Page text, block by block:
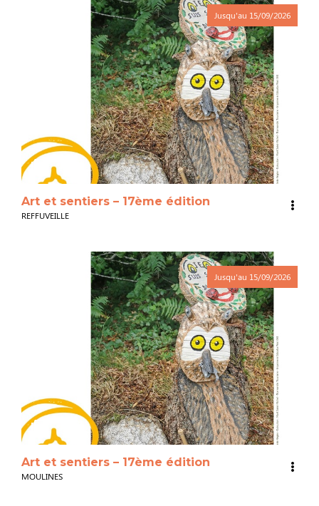
Jusqu'au 15/09/2026
Art et sentiers – 17ème édition
REFFUVEILLE
Jusqu'au 15/09/2026
Art et sentiers – 17ème édition
MOULINES